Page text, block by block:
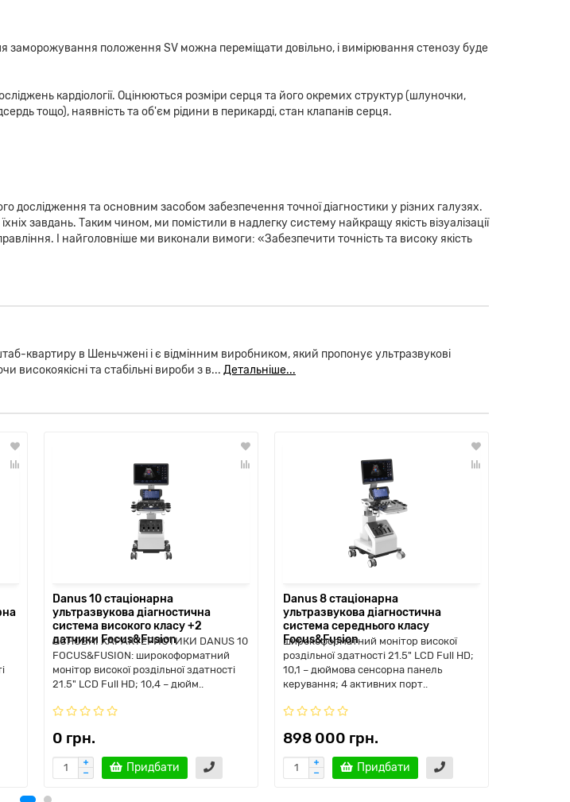
заморожування положення SV можна переміщати довільно, і вимірювання стенозу буде
кардіології. Оцінюються розміри серця та його окремих структур (шлуночки,
тощо), наявність та об'єм рідини в перикарді, стан клапанів серця.
дослідження та основним засобом забезпечення точної діагностики у різних галузях.
завдань. Таким чином, ми помістили в надлегку систему найкращу якість візуалізації
І найголовніше ми виконали вимоги: «Забезпечити точність та високу якість
квартиру в Шеньчжені і є відмінним виробником, який пропонує ультразвукові
високоякісні та стабільні вироби з в... Детальніше...
Danus 10 стаціонарна
ультразвукова діагностична
система високого класу +2
датчики Focus&Fusion
ОСНОВНІ ХАРАКТЕРИСТИКИ DANUS 10
FOCUS&FUSION: широкоформатний
монітор високої роздільної здатності
21.5" LCD Full HD; 10,4 – дюйм..
0 грн.
Придбати
Danus 8 стаціонарна
ультразвукова діагностична
система середнього класу
Focus&Fusion
широкоформатний монітор високої
роздільної здатності 21.5" LCD Full HD;
10,1 – дюймова сенсорна панель
керування; 4 активних порт..
898 000 грн.
Придбати